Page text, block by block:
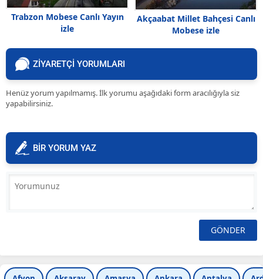
Trabzon Mobese Canlı Yayın
izle
Akçaabat Millet Bahçesi Canlı
Mobese izle
ZİYARETÇİ YORUMLARI
Henüz yorum yapılmamış. İlk yorumu aşağıdaki form aracılığıyla siz
yapabilirsiniz.
BİR YORUM YAZ